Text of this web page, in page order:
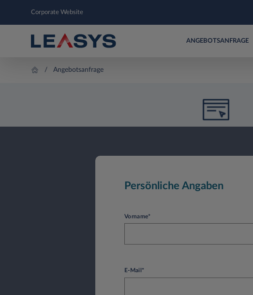
Corporate Website
ANGEBOTSANFRAGE
Angebotsanfrage
Persönliche Angaben
Vorname*
E-Mail*